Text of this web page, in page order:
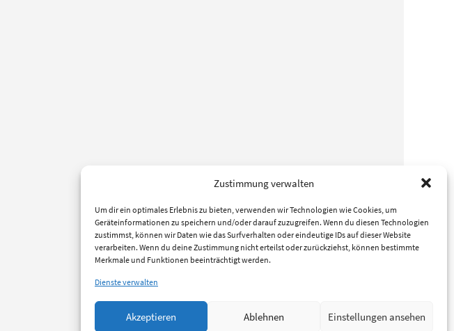
Zustimmung verwalten
Um dir ein optimales Erlebnis zu bieten, verwenden wir Technologien wie Cookies, um
Geräteinformationen zu speichern und/oder darauf zuzugreifen. Wenn du diesen Technologien
zustimmst, können wir Daten wie das Surfverhalten oder eindeutige IDs auf dieser Website
verarbeiten. Wenn du deine Zustimmung nicht erteilst oder zurückziehst, können bestimmte
Merkmale und Funktionen beeinträchtigt werden.
Dienste verwalten
Akzeptieren Ablehnen Einstellungen ansehen